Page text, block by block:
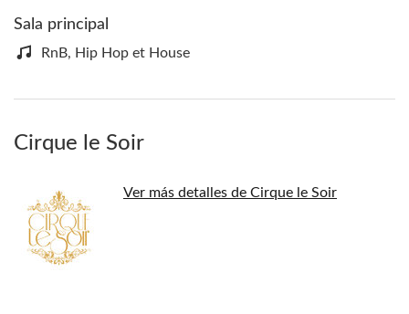
Sala principal
RnB, Hip Hop et House
Cirque le Soir
Ver más detalles de Cirque le Soir